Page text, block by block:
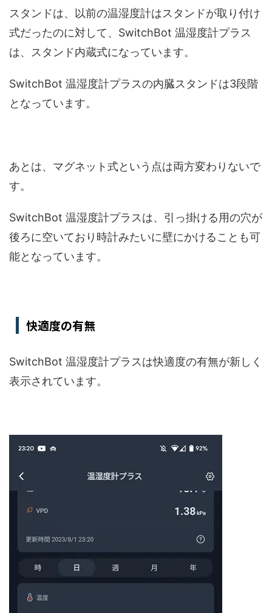
スタンドは、以前の温湿度計はスタンドが取り付け
式だったのに対して、SwitchBot 温湿度計プラス
は、スタンド内蔵式になっています。
SwitchBot 温湿度計プラスの内臓スタンドは3段階
となっています。
あとは、マグネット式という点は両方変わりないで
す。
SwitchBot 温湿度計プラスは、引っ掛ける用の穴が
後ろに空いており時計みたいに壁にかけることも可
能となっています。
快適度の有無
SwitchBot 温湿度計プラスは快適度の有無が新しく
表示されています。